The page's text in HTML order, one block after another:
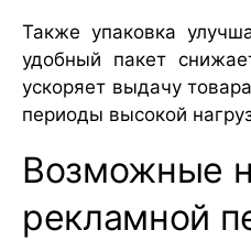
Также упаковка
удобный пакет
ускоряет выдачу
периоды высокой
Возможные
рекламной